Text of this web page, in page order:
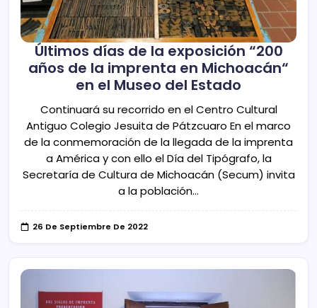
Últimos días de la exposición “200
años de la imprenta en Michoacán“
en el Museo del Estado
Continuará su recorrido en el Centro Cultural
Antiguo Colegio Jesuita de Pátzcuaro En el marco
de la conmemoración de la llegada de la imprenta
a América y con ello el Día del Tipógrafo, la
Secretaría de Cultura de Michoacán (Secum) invita
a la población…
26 De Septiembre De 2022